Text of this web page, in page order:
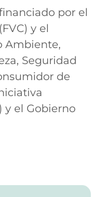
por el
y el
Ambiente,
Seguridad
de
y el Gobierno